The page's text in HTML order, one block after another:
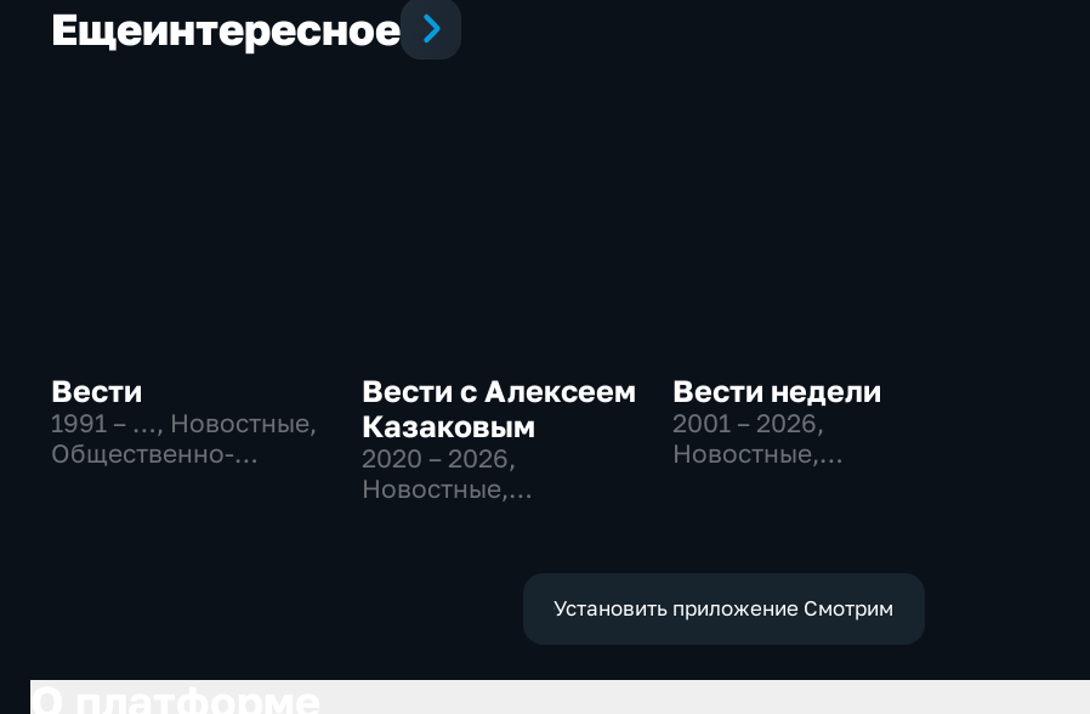
Ещеинтересное
Вести
1991 – …, Новостные,
Общественно-
Вести с Алексеем
Казаковым
2020 – 2026,
Новостные,
Вести недели
2001 – 2026,
Новостные,
Установить приложение Смотрим